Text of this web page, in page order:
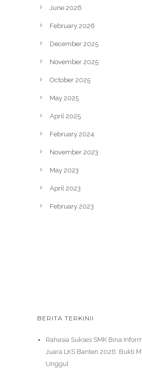
June 2026
February 2026
December 2025
November 2025
October 2025
May 2025
April 2025
February 2024
November 2023
May 2023
April 2023
February 2023
BERITA TERKINII
Rahasia Sukses SMK Bina
Juara LKS Banten 2026: Bukti
Unggul